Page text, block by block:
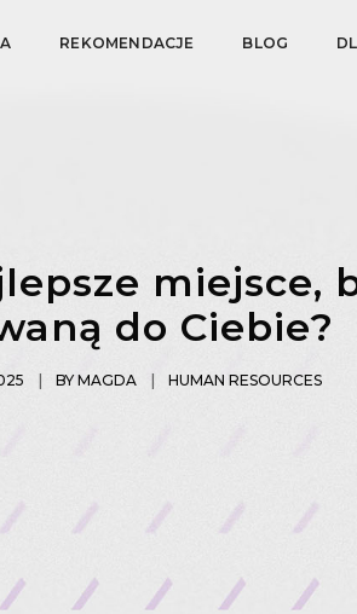
REKOMENDACJE BLOG
miejsce,
do Ciebie?
BYMAGDA HUMAN RESOURCES